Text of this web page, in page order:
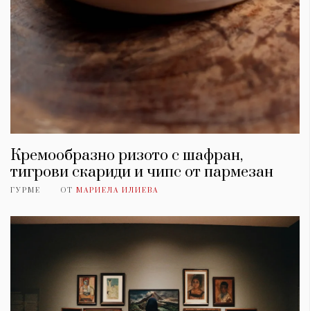
Кремообразно ризото с шафран,
тигрови скариди и чипс от пармезан
ГУРМЕ ОТ МАРИЕЛА ИЛИЕВА